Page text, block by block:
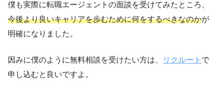
僕も実際に転職エージェントの面談を受けてみたところ、
今後より良いキャリアを歩むために何をするべきなのかが
明確になりました。
因みに僕のように無料相談を受けたい方は、 リクルート で
申し込むと良いですよ。